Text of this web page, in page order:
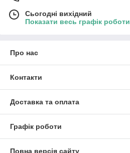
Сьогодні вихідний
Показати весь графік роботи
Про нас
Контакти
Доставка та оплата
Графік роботи
Повна версія сайту